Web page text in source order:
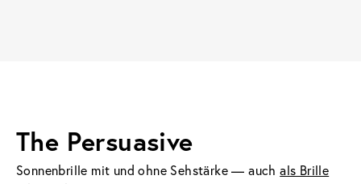
The Persuasive
Sonnenbrille mit und ohne Sehstärke — auchals Brille